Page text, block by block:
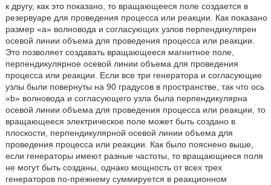
к другу, как это показано, то вращающееся поле создается в
резервуаре для проведения процесса или реакции. Как показано
размер «a» волновода и согласующих узлов перпендикулярен
осевой линии объема для проведения процесса или реакции.
Это позволяет создавать вращающееся магнитное поле,
перпендикулярное осевой линии объема для проведения
процесса или реакции. Если все три генератора и согласующие
узлы были повернуты на 90 градусов в пространстве, так что ось
«b» волновода и согласующего узла была перпендикулярна
осевой линии объема для проведения процесса или реакции, то
вращающееся электрическое поле может быть создано в
плоскости, перпендикулярной осевой линии объема для
проведения процесса или реакции. Как было пояснено выше,
если генераторы имеют разные частоты, то вращающиеся поля
не могут быть созданы, однако мощность от всех трех
генераторов по-прежнему суммируется в реакционном